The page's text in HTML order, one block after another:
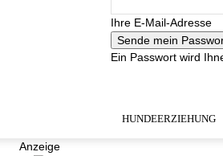
Ihre E-Mail-Adresse
Ein Passwort wird
HUNDEERZIEHUNG
Anzeige